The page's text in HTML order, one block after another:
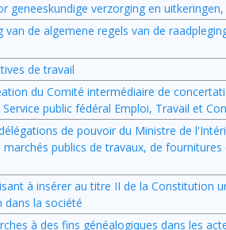
geneeskundige verzorging en
de algemene regels van de
de travail
du Comité intermédiaire de
public fédéral Emploi, Travail et
de pouvoir du Ministre de
publics de travaux, de
à insérer au titre II de la Constitution
dans la société
à des fins généalogiques dans les